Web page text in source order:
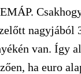
van. Így
ha euro